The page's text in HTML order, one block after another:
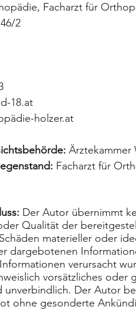
Facharzt für
2
18.at
ädie-holzer.at
Ärztekammer
Facharzt für
Der Autor übernimmt
Qualität der
materieller oder
dargebotenen
verursacht
vorsätzliches oder
Der Autor
ohne gesonderte